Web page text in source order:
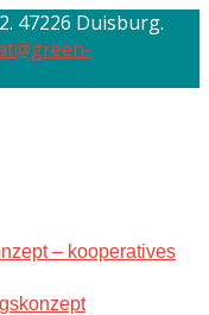
47226 Duisburg.
– kooperatives